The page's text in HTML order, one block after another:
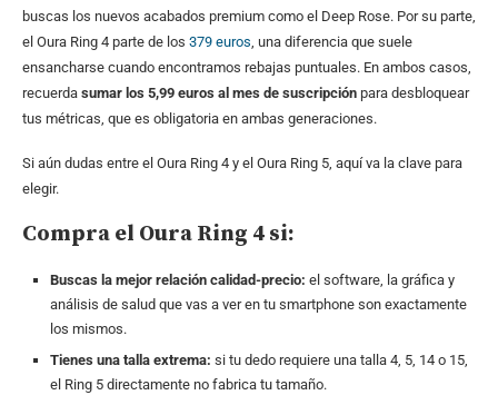
buscas los nuevos acabados premium como el Deep Rose. Por su parte,
el Oura Ring 4 parte de los 379 euros , una diferencia que suele
ensancharse cuando encontramos rebajas puntuales. En ambos casos,
recuerda sumar los 5,99 euros al mes de suscripción para desbloquear
tus métricas, que es obligatoria en ambas generaciones.
Si aún dudas entre el Oura Ring 4 y el Oura Ring 5, aquí va la clave para
elegir.
Compra el Oura Ring 4 si:
Buscas la mejor relación calidad-precio: el software, la gráfica y
análisis de salud que vas a ver en tu smartphone son exactamente
los mismos.
Tienes una talla extrema: si tu dedo requiere una talla 4, 5, 14 o 15,
el Ring 5 directamente no fabrica tu tamaño.